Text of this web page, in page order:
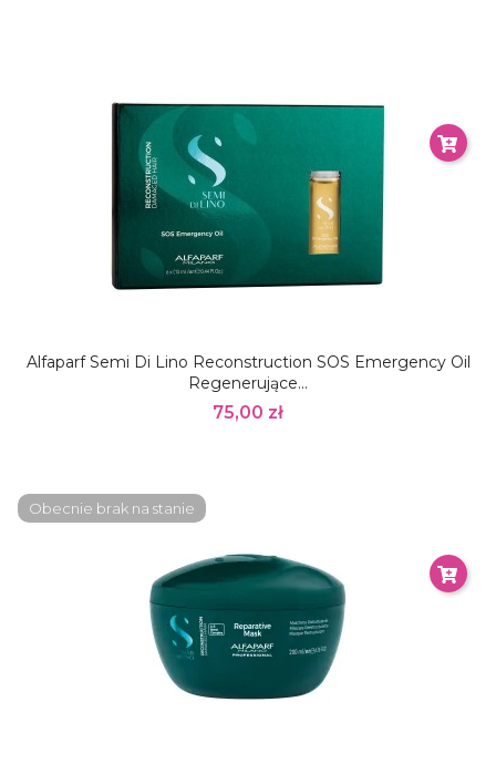
Alfaparf Semi Di Lino Reconstruction SOS Emergency Oil
Regenerujące...
75,00 zł
Obecnie brak na stanie